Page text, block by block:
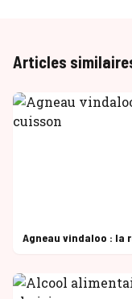
Articles
Agneau vindaloo : la